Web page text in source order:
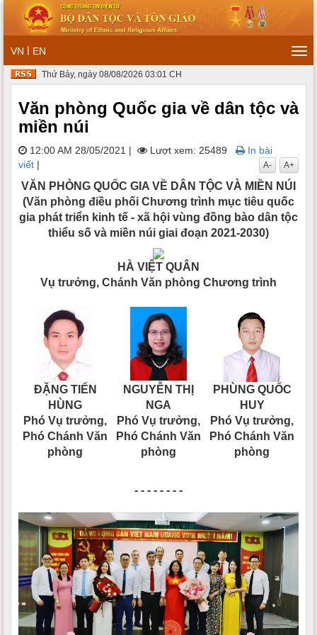
VN | EN
Thứ Bảy, ngày 08/08/2026 03:01 CH
Văn phòng Quốc gia về dân tộc và
miền núi
12:00 AM 28/05/2021 | Lượt xem: 25489
In bài
viết | A+
A-
VĂN PHÒNG QUỐC GIA VỀ DÂN TỘC VÀ MIỀN NÚI
(Văn phòng điều phối Chương trình mục tiêu quốc
gia phát triển kinh tế - xã hội vùng đồng bào dân tộc
thiểu số và miền núi giai đoạn 2021-2030)
HÀ VIỆT QUÂN
Vụ trưởng, Chánh Văn phòng Chương trình
ĐẶNG TIẾN
HÙNG
Phó Vụ trưởng,
Phó Chánh Văn
phòng
NGUYỄN THỊ
NGA
Phó Vụ trưởng,
Phó Chánh Văn
phòng
PHÙNG QUỐC
HUY
Phó Vụ trưởng,
Phó Chánh Văn
phòng
- - - - - - - -